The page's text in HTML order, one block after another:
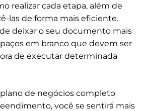
realizar cada etapa, além de
las de forma mais eficiente.
deixar o seu documento mais
em branco que devem ser
de executar determinada
de negócios completo
você se sentirá mais